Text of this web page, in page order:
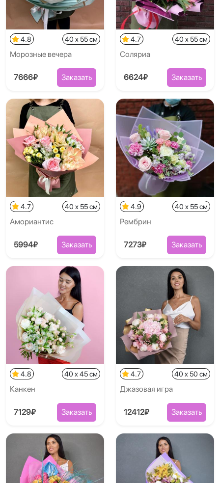
4.8 40 x 55 см
Морозные вечера
7666₽ Заказать
4.7 40 x 55 см
Соляриа
6624₽ Заказать
4.7 40 x 55 см
Амориантис
5994₽ Заказать
4.9 40 x 55 см
Рембрин
7273₽ Заказать
4.8 40 x 45 см
Канкен
7129₽ Заказать
4.7 40 x 50 см
Джазовая игра
12412₽ Заказать